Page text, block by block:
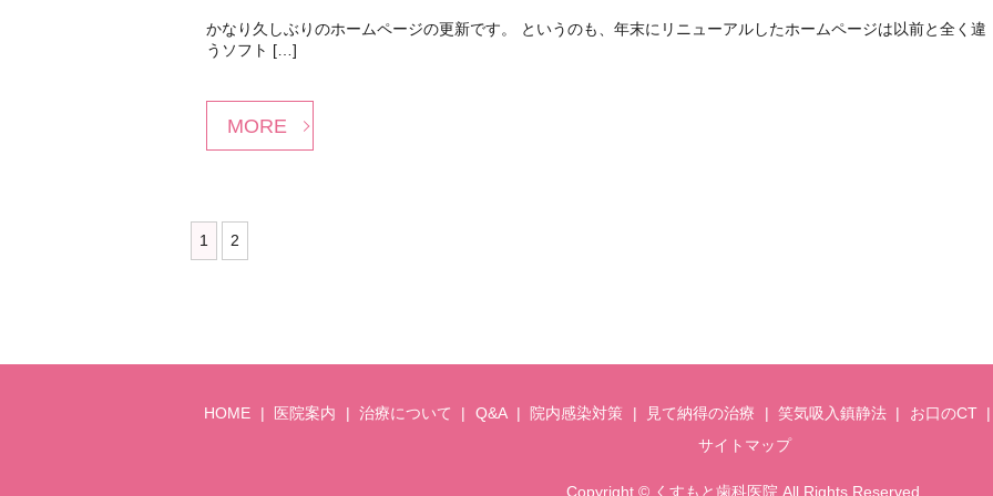
かなり久しぶりのホームページの更新です。 というのも、年末にリニューアルしたホームページは以前と全く違
うソフト […]
MORE
1 2
HOME 医院案内 治療について Q&A 院内感染対策 見て納得の治療 笑気吸入鎮静法 お口のCT
サイトマップ
Copyright © くすもと歯科医院 All Rights Reserved.